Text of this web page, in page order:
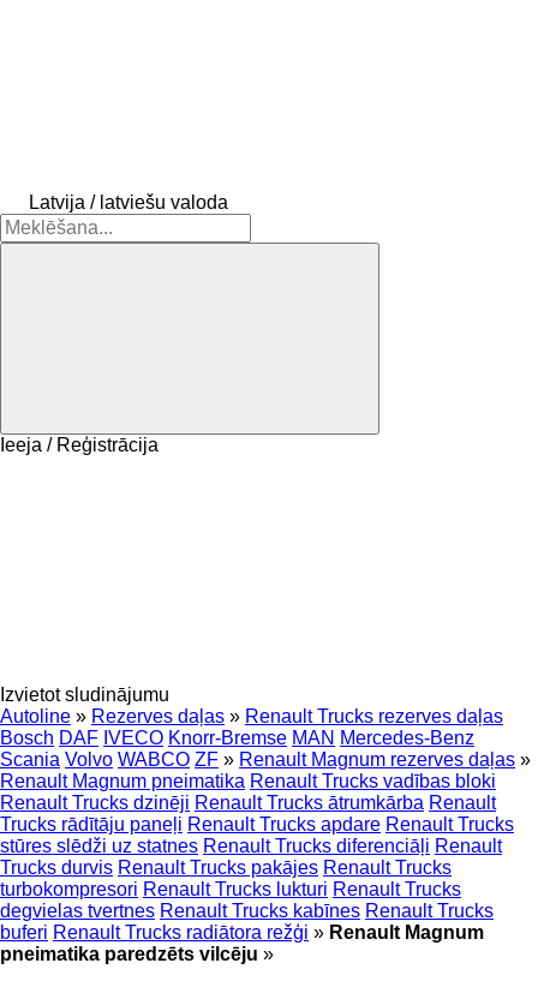
Latvija / latviešu valoda
Ieeja / Reģistrācija
Izvietot sludinājumu
Autoline » Rezerves daļas » Renault Trucks rezerves daļas
Bosch DAF IVECO Knorr-Bremse MAN Mercedes-Benz
Scania Volvo WABCO ZF » Renault Magnum rezerves daļas »
Renault Magnum pneimatika Renault Trucks vadības bloki
Renault Trucks dzinēji Renault Trucks ātrumkārba Renault
Trucks rādītāju paneļi Renault Trucks apdare Renault Trucks
stūres slēdži uz statnes Renault Trucks diferenciāļi Renault
Trucks durvis Renault Trucks pakājes Renault Trucks
turbokompresori Renault Trucks lukturi Renault Trucks
degvielas tvertnes Renault Trucks kabīnes Renault Trucks
buferi Renault Trucks radiātora režģi » Renault Magnum
pneimatika paredzēts vilcēju »